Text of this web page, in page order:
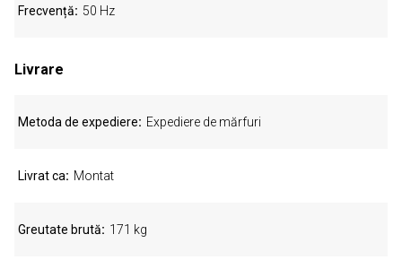
Frecvență 50 Hz
Livrare
Metoda de expediere Expediere de mărfuri
Livrat ca Montat
Greutate brută 171 kg